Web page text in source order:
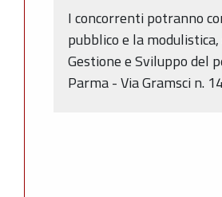
I concorrenti potranno
pubblico e la
Gestione e Sviluppo del
Parma - Via Gramsci n.